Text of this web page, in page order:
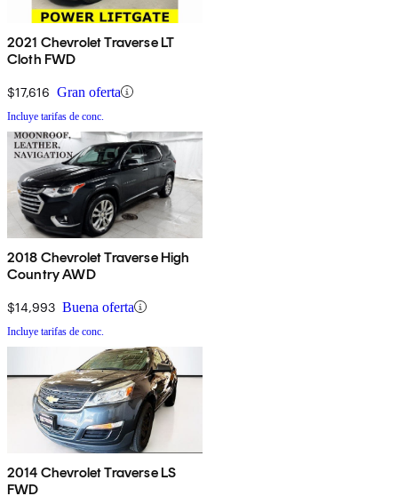
2021 Chevrolet Traverse LT
Cloth FWD
$17,616 Gran oferta
Incluye tarifas de conc.
2018 Chevrolet Traverse High
Country AWD
$14,993 Buena oferta
Incluye tarifas de conc.
2014 Chevrolet Traverse LS
FWD